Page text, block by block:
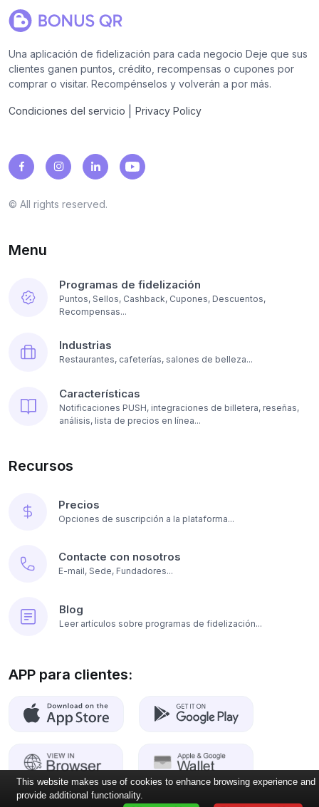
Una aplicación de fidelización para cada negocio Deje que sus
clientes ganen puntos, crédito, recompensas o cupones por
comprar o visitar. Recompénselos y volverán a por más.
Condiciones del servicio Privacy Policy
© All rights reserved.
Menu
Programas de fidelización
Puntos, Sellos, Cashback, Cupones, Descuentos,
Recompensas...
Industrias
Restaurantes, cafeterías, salones de belleza...
Características
Notificaciones PUSH, integraciones de billetera, reseñas,
análisis, lista de precios en línea...
Recursos
Precios
Opciones de suscripción a la plataforma...
Contacte con nosotros
E-mail, Sede, Fundadores...
Blog
Leer artículos sobre programas de fidelización...
APP para clientes:
This website makes use of cookies to enhance browsing experience and
provide additional functionality.